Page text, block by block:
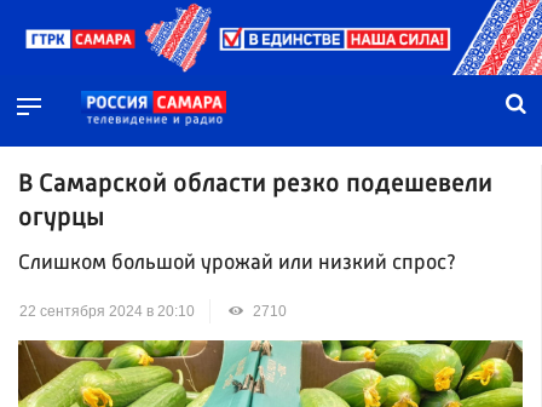
В Самарской области резко подешевели
огурцы
Слишком большой урожай или низкий спрос?
22 сентября 2024 в 20:10 2710